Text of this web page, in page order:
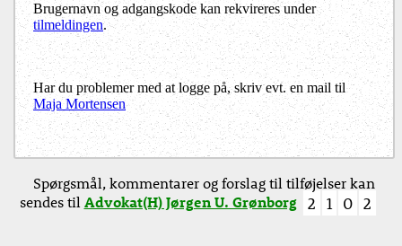
Brugernavn og adgangskode kan rekvireres under
tilmeldingen.
Har du problemer med at logge på, skriv evt. en mail til
Maja Mortensen
Spørgsmål, kommentarer og forslag til tilføjelser kan
sendes tilAdvokat(H) Jørgen U. Grønborg 2 1 0 2